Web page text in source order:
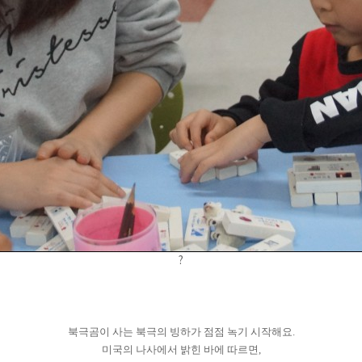
?
북극곰이 사는 북극의 빙하가 점점 녹기 시작해요.
미국의 나사에서 밝힌 바에 따르면,